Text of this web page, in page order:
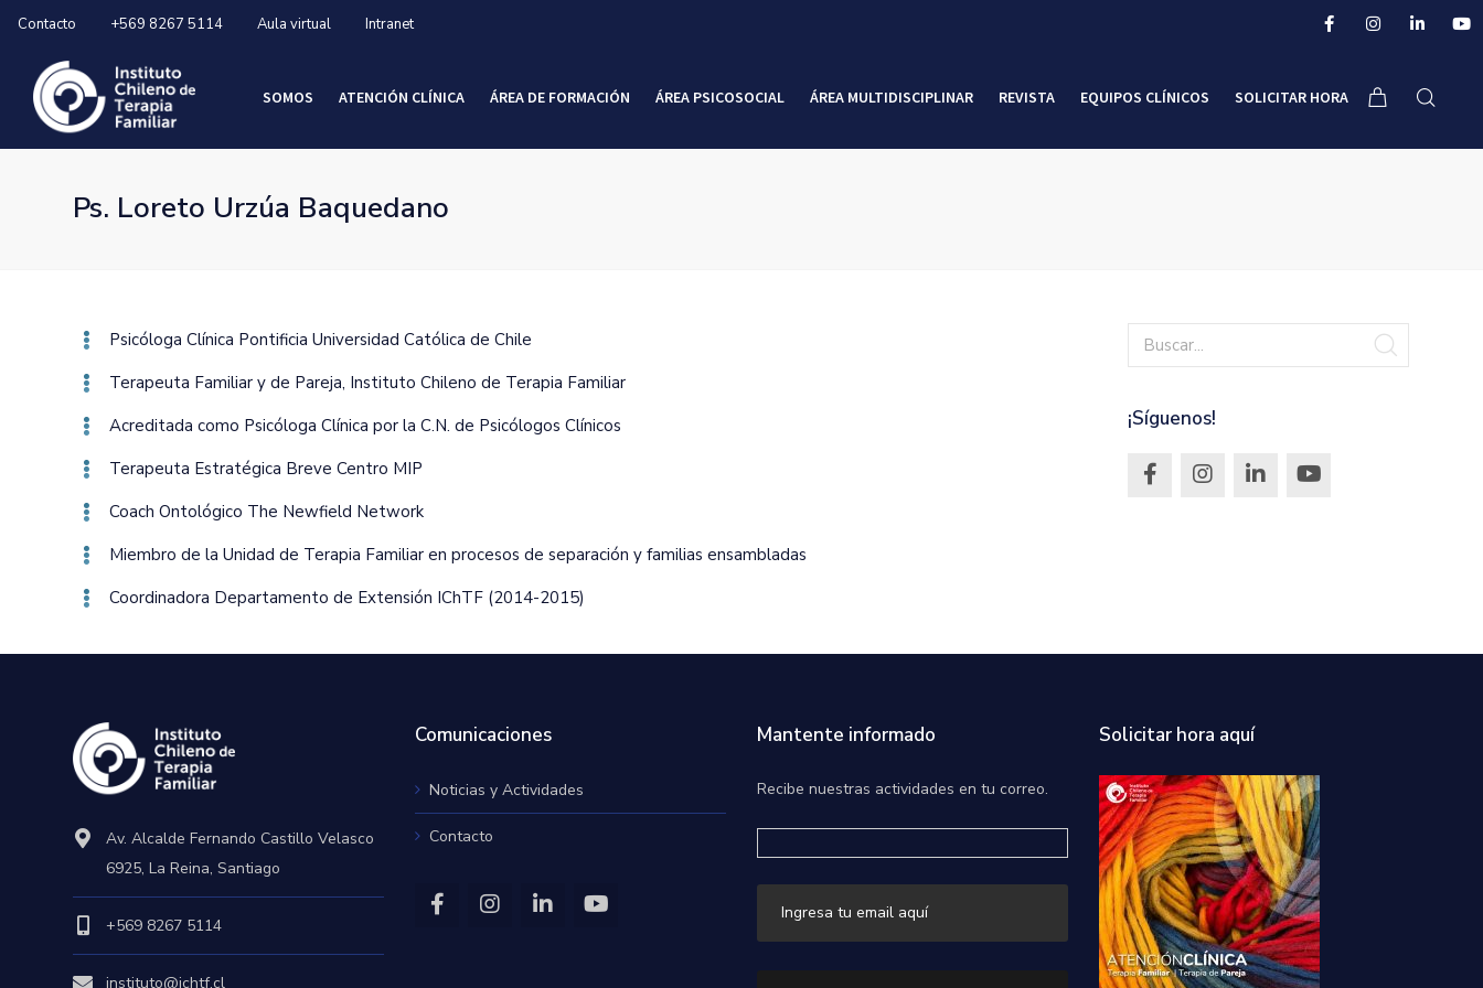
Contacto +569 8267 5114 Aula virtual Intranet
SOMOS ATENCIÓN CLÍNICA ÁREA DE FORMACIÓN ÁREA PSICOSOCIAL ÁREA MULTIDISCIPLINAR REVISTA EQUIPOS CLÍNICOS SOLICITAR HORA
Ps. Loreto Urzúa Baquedano
Psicóloga Clínica Pontificia Universidad Católica de Chile
Terapeuta Familiar y de Pareja‚ Instituto Chileno de Terapia Familiar
Acreditada como Psicóloga Clínica por la C.N. de Psicólogos Clínicos
Terapeuta Estratégica Breve Centro MIP
Coach Ontológico The Newfield Network
Miembro de la Unidad de Terapia Familiar en procesos de separación y familias ensambladas
Coordinadora Departamento de Extensión IChTF (2014-2015)
¡Síguenos!
Av. Alcalde Fernando Castillo Velasco
6925, La Reina, Santiago
+569 8267 5114
instituto@ichtf.cl
Comunicaciones
Noticias y Actividades
Contacto
Mantente informado
Recibe nuestras actividades en tu correo.
Solicitar hora aquí